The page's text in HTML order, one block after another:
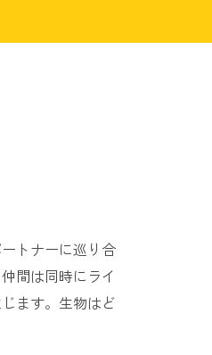
トナーに巡り合
間は同時にライ
ます。生物はど